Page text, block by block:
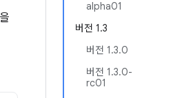
alpha01
버전 1.3
버전 1.3.0
버전 1.3.0-
rc01